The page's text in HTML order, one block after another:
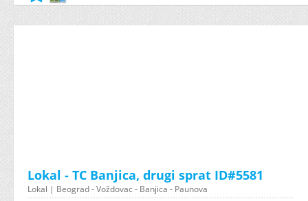
Lokal - TC Banjica, drugi sprat ID#5581
Lokal | Beograd - Voždovac - Banjica - Paunova